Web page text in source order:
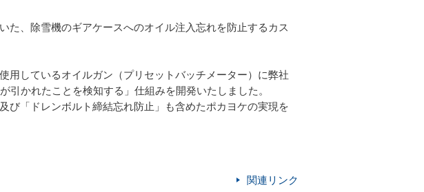
た、除雪機のギアケースへのオイル注入忘れを防止するカス
用しているオイルガン（プリセットバッチメーター）に弊社
かれたことを検知する」仕組みを開発いたしました。
び「ドレンボルト締結忘れ防止」も含めたポカヨケの実現を
関連リンク